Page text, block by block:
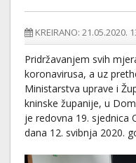
KREIRANO: 21.05.2020.
Pridržavanjem svih
koronavirusa, a uz
Ministarstva uprave i
kninske županije, u
je redovna 19. sjednica
dana 12. svibnja 2020.